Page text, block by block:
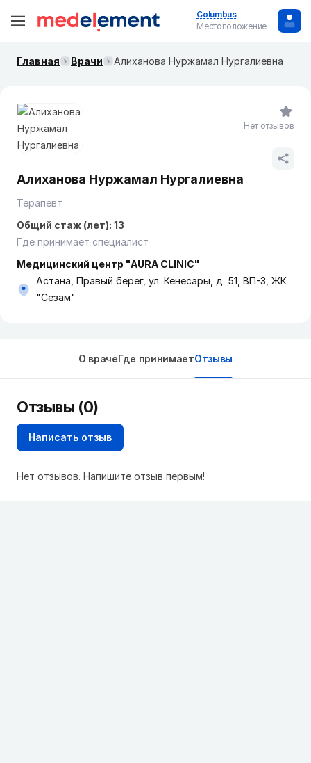
Columbus
Местоположение
Главная Врачи Алиханова Нуржамал Нургалиевна
Алиханова Нуржамал Нургалиевна
Терапевт
Общий стаж (лет): 13
Где принимает специалист
Медицинский центр "AURA CLINIC"
Астана, Правый берег, ул. Кенесары, д. 51, ВП-3, ЖК
"Сезам"
Нет отзывов
О врачеГде принимаетОтзывы
Отзывы (0)
Написать отзыв
Нет отзывов. Напишите отзыв первым!